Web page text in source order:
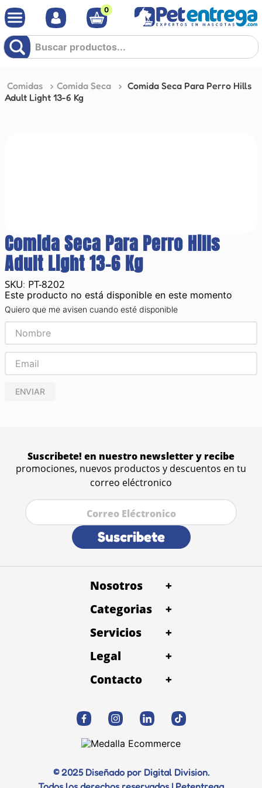
0
Buscar productos...
Comidas Comida Seca
Comida Seca Para Perro Hills
Adult Light 13-6 Kg
Comida Seca Para Perro Hills
Adult Light 13-6 Kg
: PT-8202
Este producto no está disponible en este momento
Quiero que me avisen cuando esté disponible
ENVIAR
Suscribete! en nuestro newsletter y recibe
promociones, nuevos productos y descuentos en tu
correo eléctronico
Suscribete
Nosotros
+
Categorias
+
Servicios
+
Legal
+
Contacto
+
© 2025 Diseñado por Digital Division.